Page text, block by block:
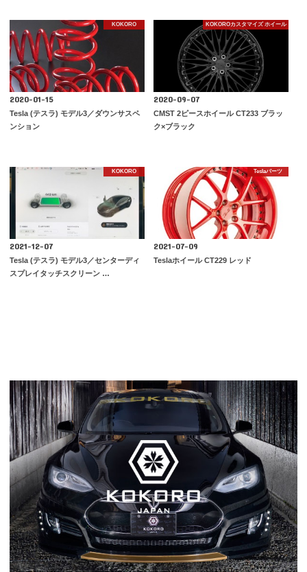
KOKORO
2020-01-15
Tesla (テスラ) モデル3／ダウンサスペ
ンション
KOKOROカスタマイズ ホイール
2020-09-07
CMST 2ピースホイール CT233 ブラッ
ク×ブラック
KOKORO
2021-12-07
Tesla (テスラ) モデル3／センターディ
スプレイタッチスクリーン …
Teslaパーツ
2021-07-09
Teslaホイール CT229 レッド